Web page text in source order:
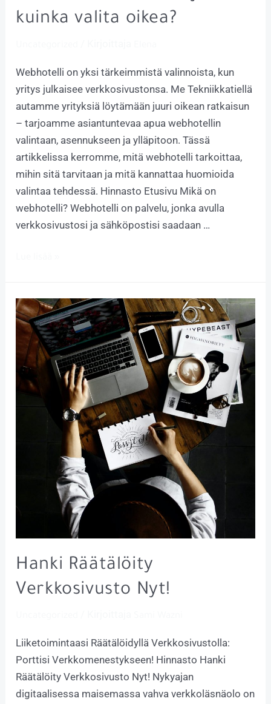
kuinka valita oikea?
Webhotelli on yksi tärkeimmistä valinnoista, kun
yritys julkaisee verkkosivustonsa. Me Tekniikkatiellä
autamme yrityksiä löytämään juuri oikean ratkaisun
– tarjoamme asiantuntevaa apua webhotellin
valintaan, asennukseen ja ylläpitoon. Tässä
artikkelissa kerromme, mitä webhotelli tarkoittaa,
mihin sitä tarvitaan ja mitä kannattaa huomioida
valintaa tehdessä. Hinnasto Etusivu Mikä on
webhotelli? Webhotelli on palvelu, jonka avulla
verkkosivustosi ja sähköpostisi saadaan …
Hanki Räätälöity
Verkkosivusto Nyt!
Liiketoimintaasi Räätälöidyllä Verkkosivustolla:
Porttisi Verkkomenestykseen! Hinnasto Hanki
Räätälöity Verkkosivusto Nyt! Nykyajan
digitaalisessa maisemassa vahva verkkoläsnäolo on